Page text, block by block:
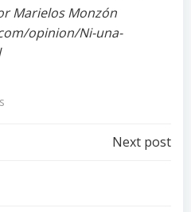
Marielos Monzón
opinion/Ni-una-
Next post